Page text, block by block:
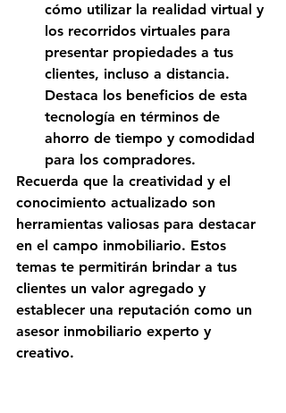
cómo utilizar la realidad virtual y
los recorridos virtuales para
presentar propiedades a tus
clientes, incluso a distancia.
Destaca los beneficios de esta
tecnología en términos de
ahorro de tiempo y comodidad
para los compradores.
Recuerda que la creatividad y el
conocimiento actualizado son
herramientas valiosas para destacar
en el campo inmobiliario. Estos
temas te permitirán brindar a tus
clientes un valor agregado y
establecer una reputación como un
asesor inmobiliario experto y
creativo.